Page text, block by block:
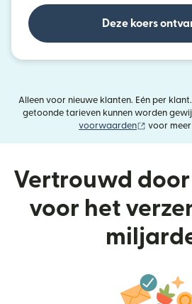
Deze koers
Alleen voor nieuwe klanten. Eén per
getoonde tarieven kunnen worden
voorwaarden
(wordt
voor
Vertrouwd
voor het